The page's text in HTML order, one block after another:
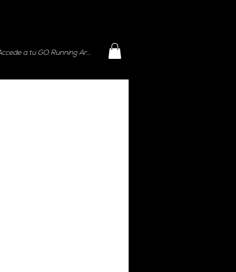
a tu GO Running Area